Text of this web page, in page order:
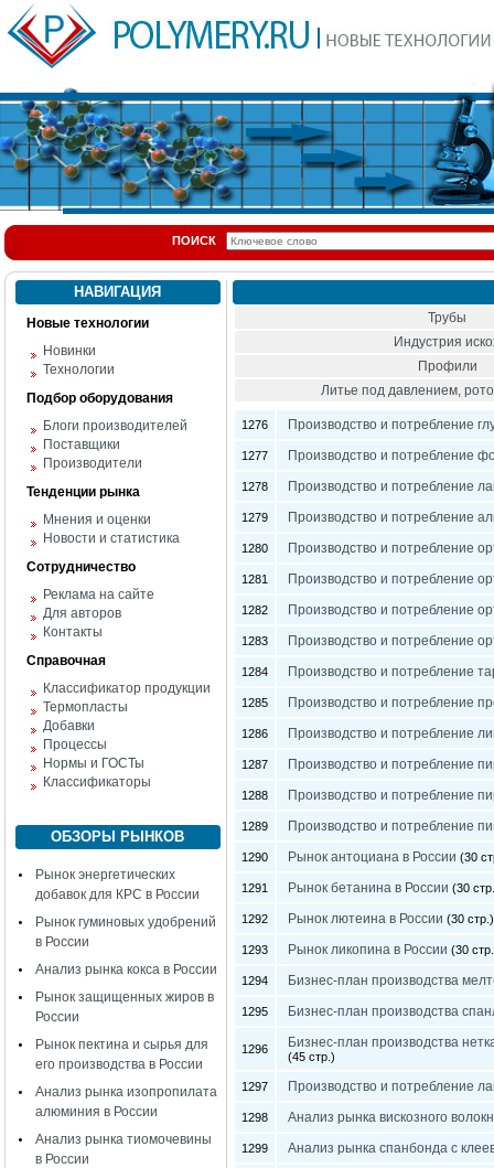
ПОИСК
НАВИГАЦИЯ
Новые технологии
Новинки
Технологии
Подбор оборудования
Блоги производителей
Поставщики
Производители
Тенденции рынка
Мнения и оценки
Новости и статистика
Сотрудничество
Реклама на сайте
Для авторов
Контакты
Справочная
Классификатор продукции
Термопласты
Добавки
Процессы
Нормы и ГОСТы
Классификаторы
ОБЗОРЫ РЫНКОВ
Рынок энергетических
добавок для КРС в России
Рынок гуминовых удобрений
в России
Анализ рынка кокса в России
Рынок защищенных жиров в
России
Рынок пектина и сырья для
его производства в России
Анализ рынка изопропилата
алюминия в России
Анализ рынка тиомочевины
в России
Трубы
Индустрия
Профили
Литье под давлением,
1276 Производство и потребление
1277 Производство и потребление
1278 Производство и потребление
1279 Производство и потребление
1280 Производство и потребление
1281 Производство и потребление
1282 Производство и потребление
1283 Производство и потребление
1284 Производство и потребление
1285 Производство и потребление
1286 Производство и потребление
1287 Производство и потребление
1288 Производство и потребление
1289 Производство и потребление
1290 Рынок антоциана в России (30
1291 Рынок бетанина в России (30
1292 Рынок лютеина в России (30 стр.)
1293 Рынок ликопина в России (30
1294 Бизнес-план производства
1295 Бизнес-план производства
1296 Бизнес-план производства
(45 стр.)
1297 Производство и потребление
1298 Анализ рынка вискозного
1299 Анализ рынка спанбонда с